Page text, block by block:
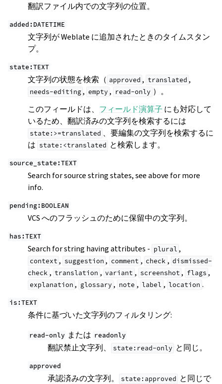
翻訳ファイル内での文字列の位置。
added:DATETIME
文字列が Weblate に追加されたときのタイムスタン
プ。
state:TEXT
文字列の状態を検索（ approved , translated ,
needs-editing , empty , read-only ）。
このフィールドは、 フィールド演算子 にも対応して
いるため、翻訳済みの文字列を検索するには
state:>=translated 、要編集の文字列を検索するに
は state:<translated と検索します。
source_state:TEXT
Search for source string states, see above for more
info.
pending:BOOLEAN
VCS へのフラッシュのために保留中の文字列。
has:TEXT
Search for string having attributes - plural ,
context , suggestion , comment , check , dismissed-
check , translation , variant , screenshot , flags ,
explanation , glossary , note , label , location .
is:TEXT
条件に基づいた文字列のフィルタリング:
read-only または readonly
翻訳禁止文字列、 state:read-only と同じ。
approved
承認済みの文字列。 state:approved と同じで